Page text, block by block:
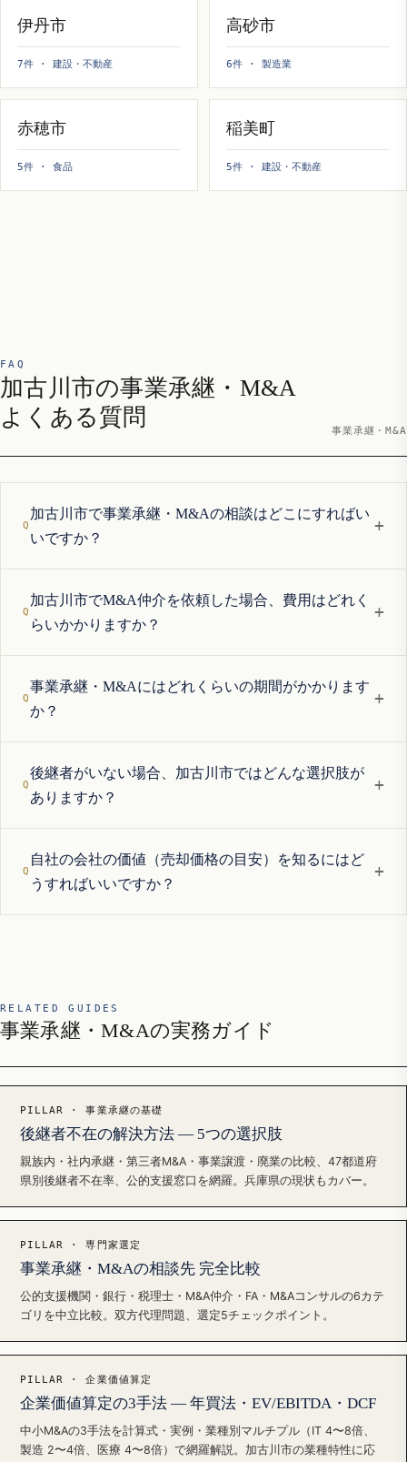
伊丹市
7件 · 建設・不動産
高砂市
6件 · 製造業
赤穂市
5件 · 食品
稲美町
5件 · 建設・不動産
FAQ
加古川市の事業承継・M&A
よくある質問
事業承継・M&A
加古川市で事業承継・M&Aの相談はどこにすればい
いですか？
+
加古川市でM&A仲介を依頼した場合、費用はどれく
らいかかりますか？
+
事業承継・M&Aにはどれくらいの期間がかかります
か？
+
後継者がいない場合、加古川市ではどんな選択肢が
ありますか？
+
自社の会社の価値（売却価格の目安）を知るにはど
うすればいいですか？
+
RELATED GUIDES
事業承継・M&Aの実務ガイド
PILLAR · 事業承継の基礎
後継者不在の解決方法 — 5つの選択肢
親族内・社内承継・第三者M&A・事業譲渡・廃業の比較、47都道府
県別後継者不在率、公的支援窓口を網羅。兵庫県の現状もカバー。
PILLAR · 専門家選定
事業承継・M&Aの相談先 完全比較
公的支援機関・銀行・税理士・M&A仲介・FA・M&Aコンサルの6カテ
ゴリを中立比較。双方代理問題、選定5チェックポイント。
PILLAR · 企業価値算定
企業価値算定の3手法 — 年買法・EV/EBITDA・DCF
中小M&Aの3手法を計算式・実例・業種別マルチプル（IT 4〜8倍、
製造 2〜4倍、医療 4〜8倍）で網羅解説。加古川市の業種特性に応